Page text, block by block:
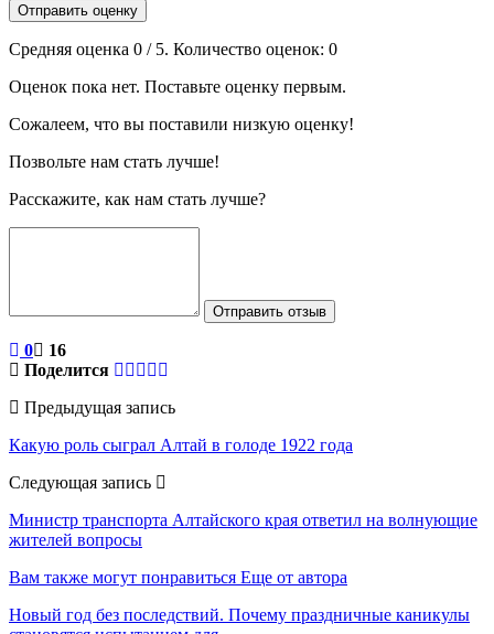
Отправить оценку
Средняя оценка 0 / 5. Количество оценок: 0
Оценок пока нет. Поставьте оценку первым.
Сожалеем, что вы поставили низкую оценку!
Позвольте нам стать лучше!
Расскажите, как нам стать лучше?
Отправить отзыв
0
16
Поделится
Предыдущая запись
Какую роль сыграл Алтай в голоде 1922 года
Следующая запись
Министр транспорта Алтайского края ответил на волнующие
жителей вопросы
Вам также могут понравиться Еще от автора
Новый год без последствий. Почему праздничные каникулы